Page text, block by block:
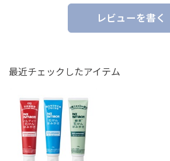
レビューを書く
最近チェックしたアイテム